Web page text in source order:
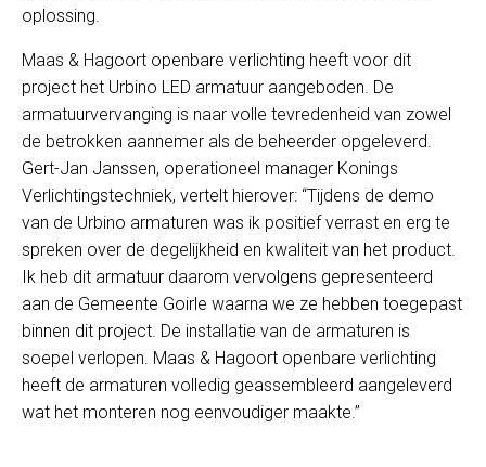
oplossing.
Maas & Hagoort openbare verlichting heeft voor dit
project het Urbino LED armatuur aangeboden. De
armatuurvervanging is naar volle tevredenheid van zowel
de betrokken aannemer als de beheerder opgeleverd.
Gert-Jan Janssen, operationeel manager Konings
Verlichtingstechniek, vertelt hierover: “Tijdens de demo
van de Urbino armaturen was ik positief verrast en erg te
spreken over de degelijkheid en kwaliteit van het product.
Ik heb dit armatuur daarom vervolgens gepresenteerd
aan de Gemeente Goirle waarna we ze hebben toegepast
binnen dit project. De installatie van de armaturen is
soepel verlopen. Maas & Hagoort openbare verlichting
heeft de armaturen volledig geassembleerd aangeleverd
wat het monteren nog eenvoudiger maakte.”